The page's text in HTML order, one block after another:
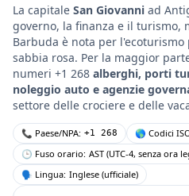
La capitale San Giovanni ad
governo, la finanza e il turismo,
Barbuda è nota per
sabbia rosa. Per la maggior
numeri +1 268 alberghi, porti
noleggio auto e agenzie
settore delle crociere e delle
📞 Paese/NPA: +1 268 🌎 Codici
🕒 Fuso orario: AST (UTC-4, senza ora
🗣 Lingua: Inglese (ufficiale)